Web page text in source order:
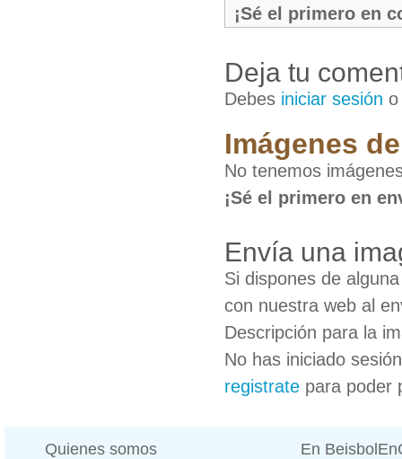
¡Sé el primero en
Deja tu
Debes iniciar sesión
Imágenes
No tenemos
¡Sé el primero en
Envía una
Si dispones de
con nuestra web al
Descripción para la
No has iniciado
registrate para poder
Quienes somos En